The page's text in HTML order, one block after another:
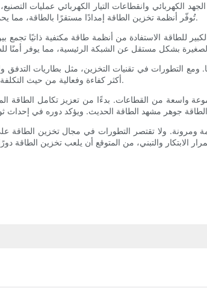
وانقطاعات التيار الكهربائي عمليات
تُوفّر أنظمة تخزين الطاقة إمدادًا مستقرًا بالطاقة، مما يحمي من هذه الانقطاعات ويضمن سلاسة العمليات.
للطاقة الاستفادة من أنظمة طاقة مكتفية ذاتيًا تجمع
في تقنيات التخزين، مثل بطاريات التدفق
أكثر كفاءة وفعالية من حيث التكلفة، مما يؤدي إلى قطاع صناعي أكثر خضرةً ومرونة.
واسعة من القطاعات. بدءًا من تعزيز تكامل الطاقة
ومرونة. ولا تقتصر التطورات في مجال تخزين